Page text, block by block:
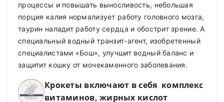
процессы и повышать выносливость, небольшая
порция калия нормализует работу головного мозга,
таурин наладит работу сердца и обострит зрение. А
специальный водный транзит-агент, изобретенный
специалистами «Бош», улучшит водный баланс и
защитит кошку от мочекаменного заболевания.
Крокеты включают в себя комплекс
витаминов, жирных кислот